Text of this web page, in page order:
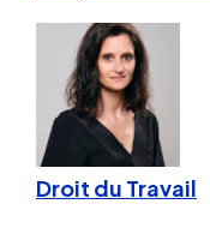
Droit du Travail